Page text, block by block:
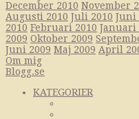
December 2010 November
Augusti 2010 Juli 2010 Juni
2010 Februari 2010 Januari
2009 Oktober 2009
Juni 2009 Maj 2009 April
Om mig
Blogg.se
KATEGORIER